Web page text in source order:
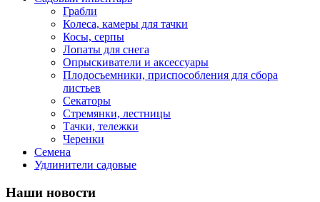
Грабли
Колеса, камеры для тачки
Косы, серпы
Лопаты для снега
Опрыскиватели и аксессуары
Плодосъемники, приспособления для сбора
листьев
Секаторы
Стремянки, лестницы
Тачки, тележки
Черенки
Семена
Удлинители садовые
Наши новости